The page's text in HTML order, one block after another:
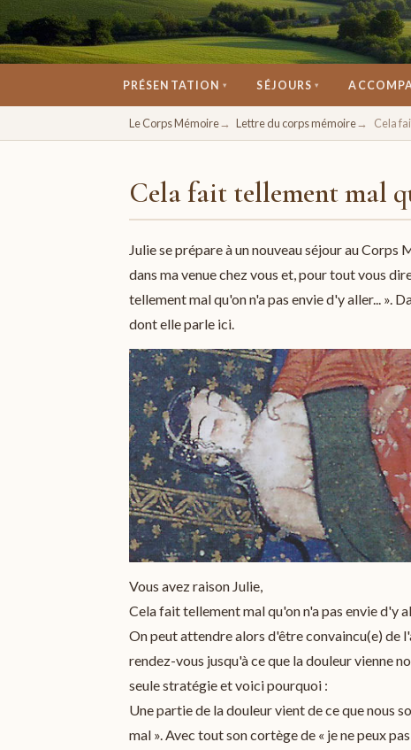
Un espace pour se retrouver, se ressourcer,
PRÉSENTATION ▾ SÉJOURS ▾
Le Corps Mémoire Lettre du corps mémoire Cela
Cela fait tellement mal
Julie se prépare à un nouveau séjour au Corps
dans ma venue chez vous et, pour tout vous
tellement mal qu'on n'a pas envie d'y aller... ».
dont elle parle ici.
Vous avez raison Julie,
Cela fait tellement mal qu'on n'a pas envie d'y
On peut attendre alors d'être convaincu(e) de
rendez-vous jusqu'à ce que la douleur vienne
seule stratégie et voici pourquoi :
Une partie de la douleur vient de ce que nous
mal ». Avec tout son cortège de « je ne peux